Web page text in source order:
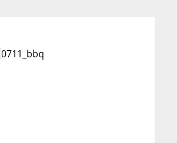
0711_bbq